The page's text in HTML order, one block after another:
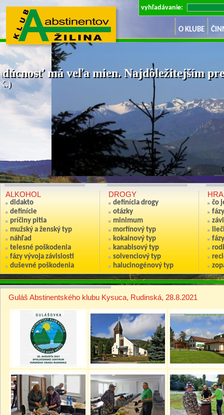
vyhľadávanie:
má veľa mien. Najdôležitejším
Ak nie si
(Anton
O KLUBE
ALKOHOL
didakto
definície
príčiny pitia
mužský a ženský typ
náhľad
telesné poškodenia
fázy vývoja závislosti
duševné poškodenia
DROGY
definícia drogy
otázky
minimum
morfínový typ
kokainový typ
kanabisový typ
solvenciový typ
halucinogénový typ
HRA
čo
Guláš Abstinentského klubu Kysuca, Rudinská, 28.8.2021